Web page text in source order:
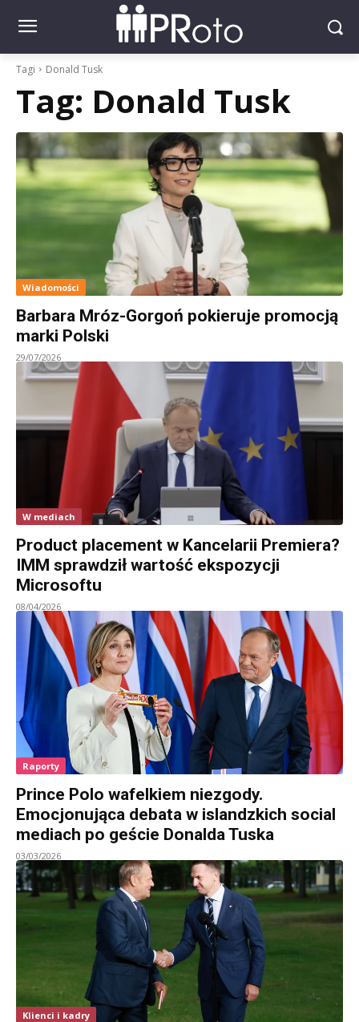
Tagi Donald Tusk
Tag: Donald Tusk
Wiadomości
Barbara Mróz-Gorgoń pokieruje promocją
marki Polski
29/07/2026
W mediach
Product placement w Kancelarii Premiera?
IMM sprawdził wartość ekspozycji
Microsoftu
08/04/2026
Raporty
Prince Polo wafelkiem niezgody.
Emocjonująca debata w islandzkich social
mediach po geście Donalda Tuska
03/03/2026
Klienci i kadry